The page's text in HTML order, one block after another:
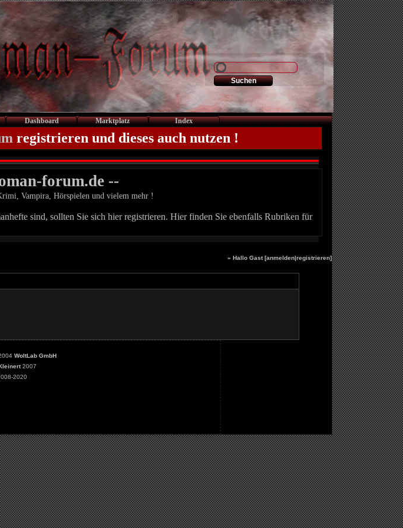
Dashboard Marktplatz Index
registrieren und dieses auch nutzen !
forum.de --
Vampira, Hörspielen und vielem mehr !
sind, sollten Sie sich hier registrieren. Hier finden Sie ebenfalls Rubriken für
» Hallo Gast [anmelden|registrieren]
WoltLab GmbH
2007
2020